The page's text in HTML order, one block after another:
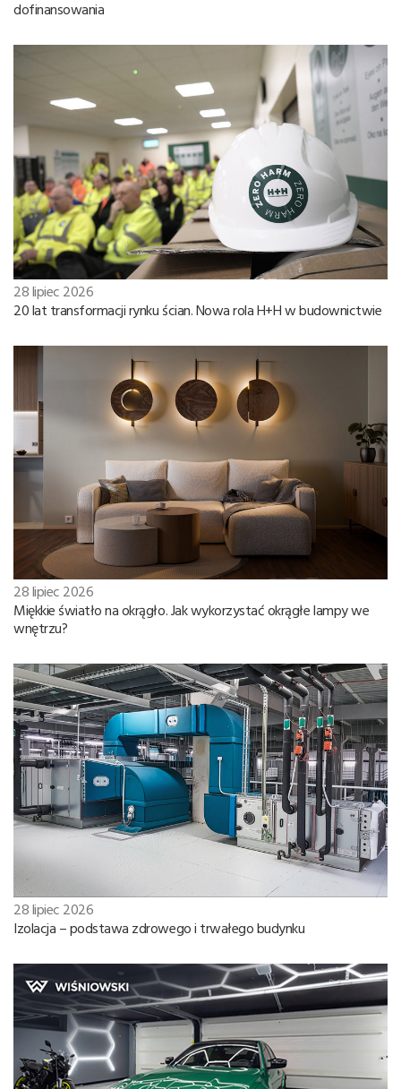
dofinansowania
28 lipiec 2026
20 lat transformacji rynku ścian. Nowa rola H+H w budownictwie
28 lipiec 2026
Miękkie światło na okrągło. Jak wykorzystać okrągłe lampy we
wnętrzu?
28 lipiec 2026
Izolacja – podstawa zdrowego i trwałego budynku